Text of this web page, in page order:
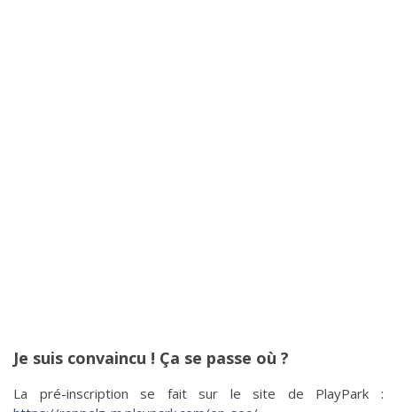
Je suis convaincu ! Ça se passe où ?
La pré-inscription se fait sur le site de PlayPark :